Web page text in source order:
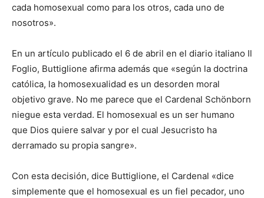
cada homosexual como para los otros, cada uno de
nosotros».
En un artículo publicado el 6 de abril en el diario italiano Il
Foglio, Buttiglione afirma además que «según la doctrina
católica, la homosexualidad es un desorden moral
objetivo grave. No me parece que el Cardenal Schönborn
niegue esta verdad. El homosexual es un ser humano
que Dios quiere salvar y por el cual Jesucristo ha
derramado su propia sangre».
Con esta decisión, dice Buttiglione, el Cardenal «dice
simplemente que el homosexual es un fiel pecador, uno